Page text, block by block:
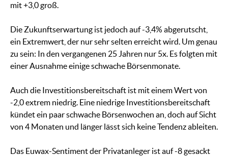
mit +3,0 groß.
Die Zukunftserwartung ist jedoch auf -3,4% abgerutscht,
ein Extremwert, der nur sehr selten erreicht wird. Um genau
zu sein: In den vergangenen 25 Jahren nur 5x. Es folgten mit
einer Ausnahme einige schwache Börsenmonate.
Auch die Investitionsbereitschaft ist mit einem Wert von
-2,0 extrem niedrig. Eine niedrige Investitionsbereitschaft
kündet ein paar schwache Börsenwochen an, doch auf Sicht
von 4 Monaten und länger lässt sich keine Tendenz ableiten.
Das Euwax-Sentiment der Privatanleger ist auf -8 gesackt